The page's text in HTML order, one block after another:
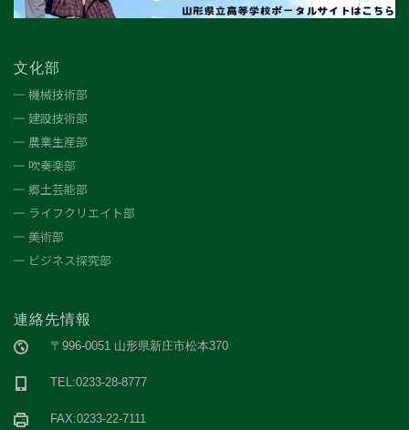
文化部
機械技術部
建設技術部
農業生産部
吹奏楽部
郷土芸能部
ライフクリエイト部
美術部
ビジネス探究部
連絡先情報
〒996-0051 山形県新庄市松本370
TEL:0233-28-8777
FAX:0233-22-7111